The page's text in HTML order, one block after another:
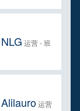
NLG 运营 - 班
Alilauro运营